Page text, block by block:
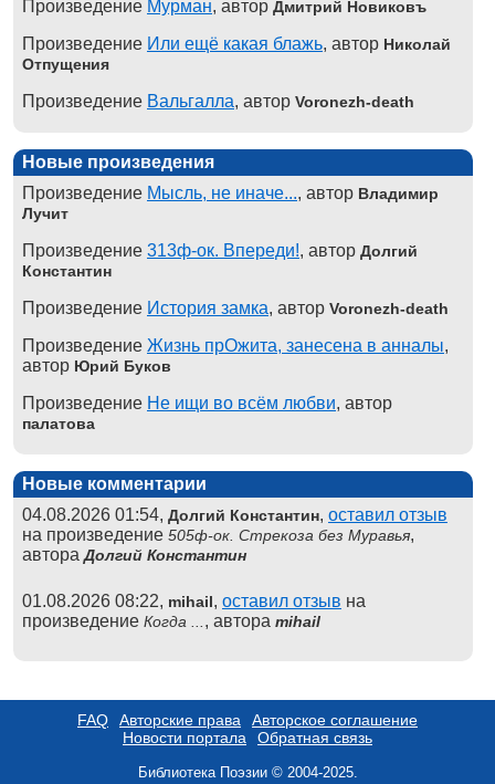
Произведение Мурман, автор Дмитрий Новиковъ
Произведение Или ещё какая блажь, автор Николай
Отпущения
Произведение Вальгалла, автор Voronezh-death
Новые произведения
Произведение Мысль, не иначе..., автор Владимир
Лучит
Произведение 313ф-ок. Впереди!, автор Долгий
Константин
Произведение История замка, автор Voronezh-death
Произведение Жизнь прОжита, занесена в анналы,
автор Юрий Буков
Произведение Не ищи во всём любви, автор
палатова
Новые комментарии
04.08.2026 01:54, Долгий Константин, оставил отзыв
на произведение 505ф-ок. Стрекоза без Муравья,
автораДолгий Константин
01.08.2026 08:22, mihail, оставил отзыв на
произведение Когда ... , автора mihail
FAQ Авторские права
Авторское соглашение
Новости портала
Обратная связь
Библиотека Поэзии © 2004-2025.